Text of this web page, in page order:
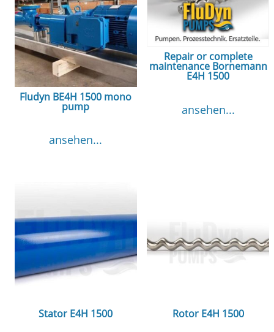
Fludyn BE4H 1500 mono
pump
ansehen...
Repair or complete
maintenance Bornemann
E4H 1500
ansehen...
Stator E4H 1500 Rotor E4H 1500